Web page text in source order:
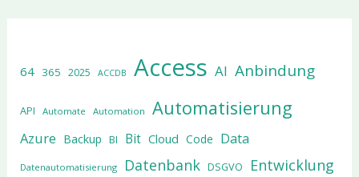
64 365 2025 ACCDB Access AI Anbindung
API Automate Automation Automatisierung
Azure Backup BI Bit Cloud Code Data
Datenautomatisierung Datenbank DSGVO Entwicklung